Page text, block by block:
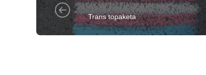
ALBISTE NABARMENAK
Trans topaketa